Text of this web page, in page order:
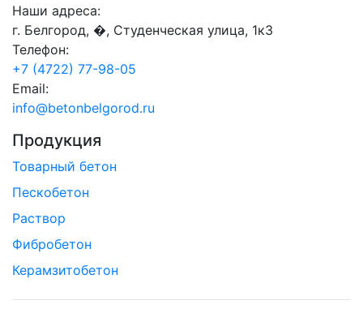
Наши адреса:
г. Белгород, �, Студенческая улица, 1к3
Телефон:
+7 (4722) 77-98-05
Email:
info@betonbelgorod.ru
Продукция
Товарный бетон
Пескобетон
Раствор
Фибробетон
Керамзитобетон